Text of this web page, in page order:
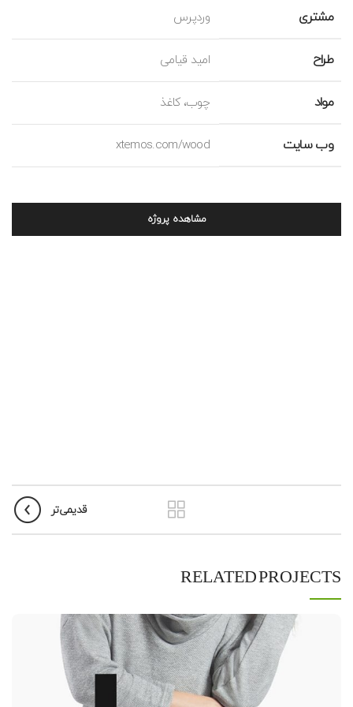
مشتری وردپرس
طراح امید قیامی
مواد چوب، کاغذ
وب سایت xtemos.com/wood
مشاهده پروژه
قدیمی‌تر
RELATED PROJECTS